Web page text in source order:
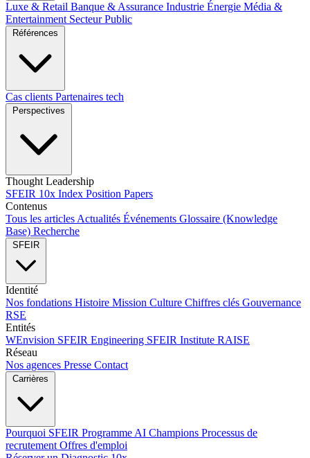
Luxe & Retail Banque & Assurance Industrie Énergie Média &
Entertainment Secteur Public
Références
Cas clients Partenaires tech
Perspectives
Thought Leadership
SFEIR 10x Index Position Papers
Contenus
Tous les articles Actualités Événements Glossaire (Knowledge
Base) Recherche
SFEIR
Identité
Nos fondations Histoire Mission Culture Chiffres clés Gouvernance
RSE
Entités
WEnvision SFEIR Engineering SFEIR Institute RAISE
Réseau
Nos agences Presse Contact
Carrières
Pourquoi SFEIR Programme AI Champions Processus de
recrutement Offres d'emploi